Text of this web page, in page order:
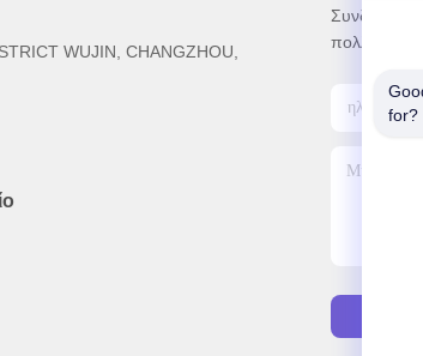
WUJIN, CHANGZHOU,
πολλά άλλα.
for?